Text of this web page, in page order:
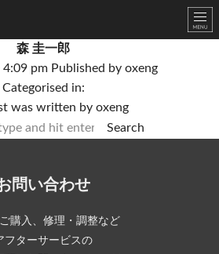
森 圭一郎
4:09 pm Published by oxeng
Categorised in:
was written by oxeng
Search
問い合わせ
購入、修理・調整など
フターサービスの